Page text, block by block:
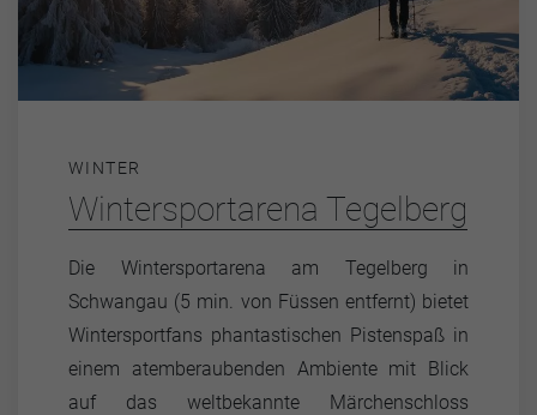
WINTER
Wintersportarena Tegelberg
Die Wintersportarena am Tegelberg in
Schwangau (5 min. von Füssen entfernt) bietet
Wintersportfans phantastischen Pistenspaß in
einem atemberaubenden Ambiente mit Blick
auf das weltbekannte Märchenschloss